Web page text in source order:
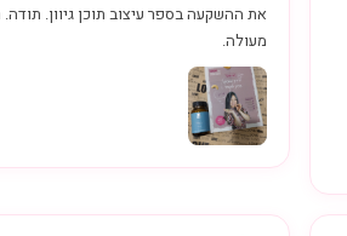
את ההשקעה בספר עיצוב תוכן גיוון.
מעולה.